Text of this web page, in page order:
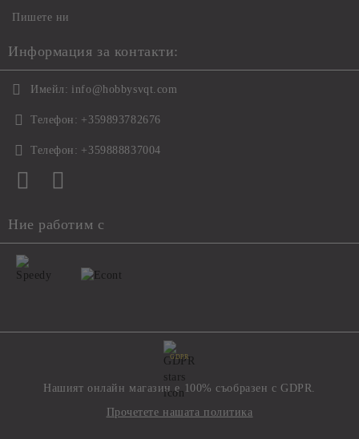
Пишете ни
Информация за контакти:
Имейл: info@hobbysvqt.com
Телефон: +359893782676
Телефон: +359888837004
Ние работим с
GDPR
Нашият онлайн магазин е 100% съобразен с GDPR.
Прочетете нашата политика